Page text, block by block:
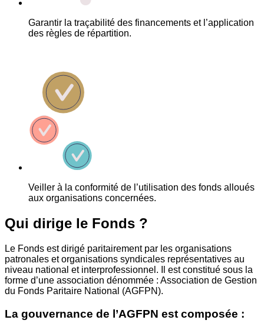
Garantir la traçabilité des financements et l’application
des règles de répartition.
Veiller à la conformité de l’utilisation des fonds alloués
aux organisations concernées.
Qui dirige le Fonds ?
Le Fonds est dirigé paritairement par les organisations
patronales et organisations syndicales représentatives au
niveau national et interprofessionnel. Il est constitué sous la
forme d’une association dénommée : Association de Gestion
du Fonds Paritaire National (AGFPN).
La gouvernance de l’AGFPN est composée :